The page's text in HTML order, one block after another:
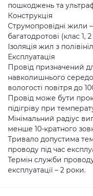
пошкоджень та
Конструкція
Струмопровідні жили
багатодротові (клас 1,
Ізоляція жил з
Експлуатація
Провід призначений
навколишнього
вологості повітря до
Провід може бути
підігріву при
Мінімальний радіус
менше 10-кратного
Тривало допустима
проводу під час
Термін служби
експлуатації – 2 роки.